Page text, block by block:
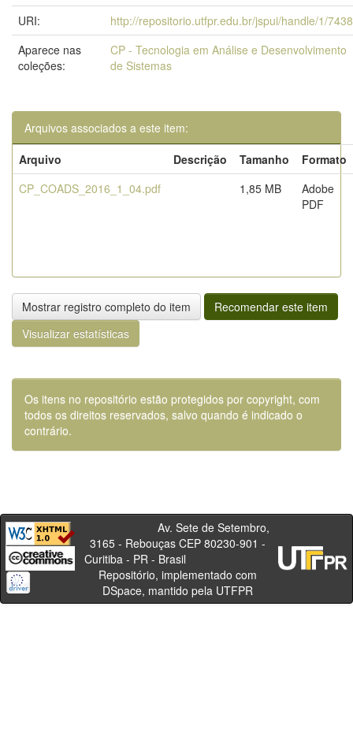
URI:
http://repositorio.utfpr.edu.br/jspui/handle/1/7438
Aparece nas
coleções:
CP - Tecnologia em Análise e Desenvolvimento
de Sistemas
Arquivos associados a este item:
Arquivo
Descrição Tamanho
Formato
CP_COADS_2016_1_04.pdf
1,85 MB
Adobe
PDF
Mostrar registro completo do item
Recomendar este item
Visualizar estatísticas
Os itens no repositório estão protegidos por copyright, com
todos os direitos reservados, salvo quando é indicado o
contrário.
Av. Sete de Setembro,
3165 - Rebouças CEP 80230-901 -
Curitiba - PR - Brasil
Repositório, implementado com
DSpace, mantido pela UTFPR